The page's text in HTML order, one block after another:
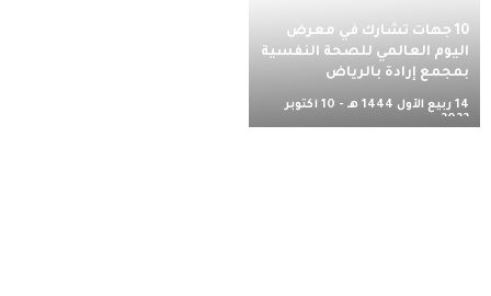
10 جهات تشارك في معرض
اليوم العالمي للصحة النفسية
بمجمع إرادة بالرياض
14 ربيع الأول 1444 هـ - 10 أكتوبر
2022 م